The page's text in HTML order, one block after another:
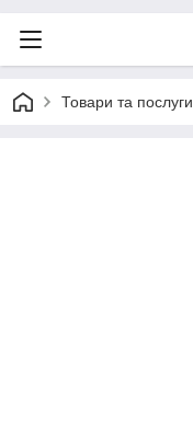
Товари та послуги